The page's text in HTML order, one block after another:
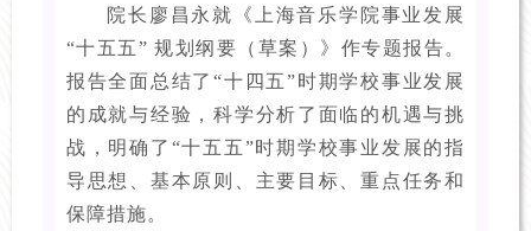
院长廖昌永就《上海音乐学院事业发展
“十五五” 规划纲要（草案）》作专题报告。
报告全面总结了“十四五”时期学校事业发展
的成就与经验，科学分析了面临的机遇与挑
战，明确了“十五五”时期学校事业发展的指
导思想、基本原则、主要目标、重点任务和
保障措施。